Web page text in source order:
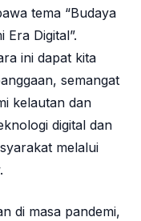
tema “Budaya
Digital”.
ini dapat kita
semangat
kelautan dan
digital dan
melalui
di masa pandemi,